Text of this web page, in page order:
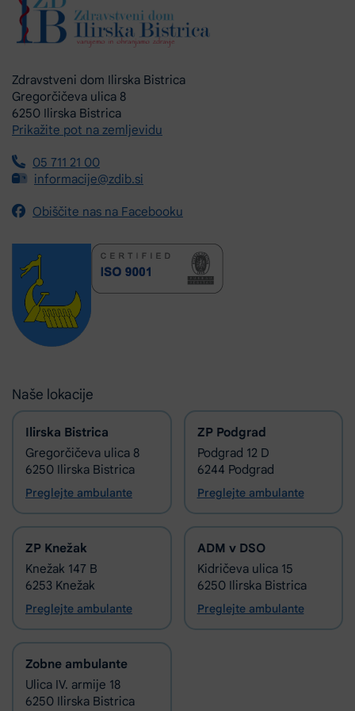
Zdravstveni dom Ilirska Bistrica
Gregorčičeva ulica 8
6250 Ilirska Bistrica
Prikažite pot na zemljevidu
05 711 21 00
informacije@zdib.si
Obiščite nas na Facebooku
Naše lokacije
Ilirska Bistrica
Gregorčičeva ulica 8
6250 Ilirska Bistrica
Preglejte ambulante
ZP Podgrad
Podgrad 12 D
6244 Podgrad
Preglejte ambulante
ZP Knežak
Knežak 147 B
6253 Knežak
Preglejte ambulante
ADM v DSO
Kidričeva ulica 15
6250 Ilirska Bistrica
Preglejte ambulante
Zobne ambulante
Ulica IV. armije 18
6250 Ilirska Bistrica